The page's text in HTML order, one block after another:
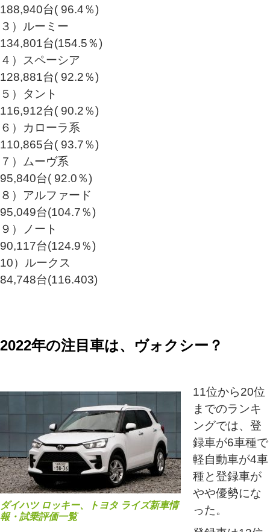
188,940台( 96.4％)
３）ルーミー
134,801台(154.5％)
４）スペーシア
128,881台( 92.2％)
５）タント
116,912台( 90.2％)
６）カローラ系
110,865台( 93.7％)
７）ムーヴ系
95,840台( 92.0％)
８）アルファード
95,049台(104.7％)
９）ノート
90,117台(124.9％)
10）ルークス
84,748台(116.403)
2022年の注目車は、ヴォクシー？
ダイハツ ロッキー、トヨタ ライズ新車情
報・試乗評価一覧
11位から20位
までのランキ
ングでは、登
録車が6車種で
軽自動車が4車
種と登録車が
やや優勢にな
った。